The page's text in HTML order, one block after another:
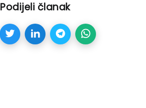
Podijeli članak